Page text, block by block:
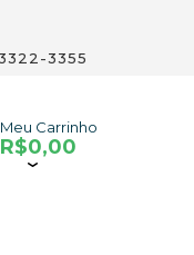
3355
Meu Carrinho
R$0,00